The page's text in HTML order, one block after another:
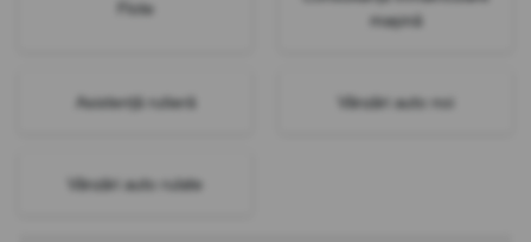
Flote
mașină
Asistență rutieră Vânzări auto noi
Vânzări auto rulate